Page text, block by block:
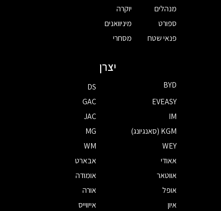
מנהלים
ספורט
פנאי שטח
יוקרה
מיניוואנים
מסחרי
יצרן
BYD
DS
EVEASY
GAC
IM
JAC
KGM (סאנגיונג)
MG
WEY
WM
אאודי
אבארט
אווטאר
אומודה
אופל
אורה
איון
אייווייס